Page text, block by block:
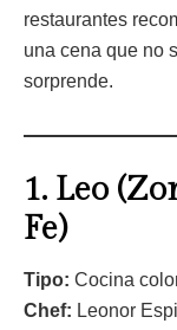
restaurantes
una cena que no
sorprende.
1. Leo
Fe)
Tipo: Cocina
Chef: Leonor